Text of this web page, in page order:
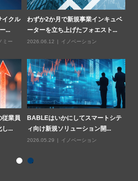
イクル
...
ミー
わずか2か月で新規事業インキュベ
ーターを立ち上げたフォエスト...
2026.06.12 イノベーション
従業員
し...
BABLEはいかにしてスマートシテ
ィ向け新規ソリューション開...
2026.05.29 イノベーション